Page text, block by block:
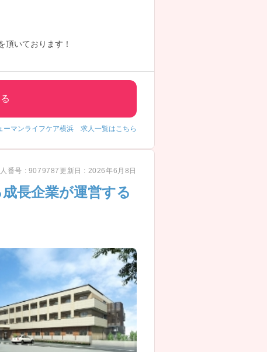
いております！
ーマンライフケア横浜 求人一覧はこちら
番号 : 9079787更新日 : 2026年6月8日
長企業が運営する